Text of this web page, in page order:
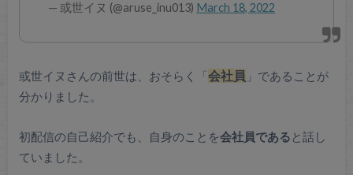
— 或世イヌ (@aruse_inu013) March 18, 2022
或世イヌさんの前世は、おそらく「会社員 」であることが
分かりました。
初配信の自己紹介でも、自身のことを会社員であると話し
ていました。